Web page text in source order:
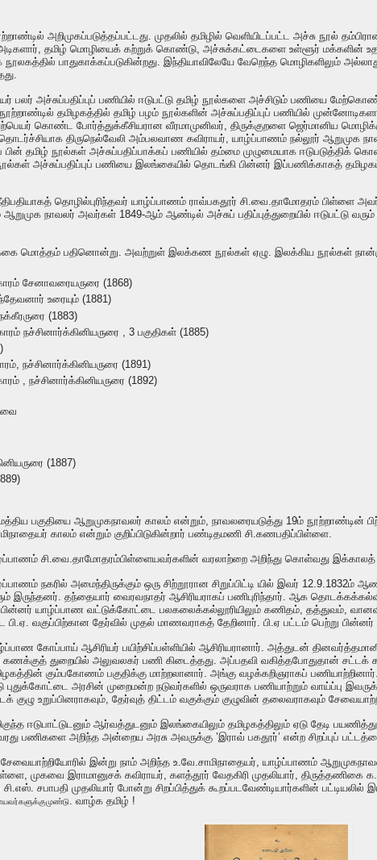
அறிமுகப்படுத்தப்பட்டது. முதலில் தமிழில் வெளியிடப்பட்ட அச்சு நூல்
தமிழ் மொழியைக் கற்றுக் கொண்டு, அச்சுக்கட்டைகளை உள்ளூர் மக்களின்
பாதுகாக்கப்படுகின்றது. இந்தியாவிலேயே வேறெந்த மொழிகளிலும்
பலர் அச்சுப்பதிப்புப் பணியில் ஈடுபட்டு தமிழ் நூல்களை அச்சிடும் பணியை
தமிழகத்தில் தமிழ் பழம் நூல்களின் அச்சுப்பதிப்புப் பணியில்
கொண்ட போர்த்துக்கீசியரான வீரமாமுனிவர், திருக்குறளை ஜெர்மானிய
திருநெல்வேலி அம்பலவாண கவிராயர், யாழ்ப்பாணம் நல்லூர் ஆறுமுக
பின் தமிழ் நூல்கள் அச்சுப்பதிப்பாக்கப் பணியில் தம்மை முழுமையாக
அச்சுப்பதிப்புப் பணியை இலங்கையில் தொடங்கி பின்னர் இப்பணிக்காகத் தமிழகம்
நீதிபதியாகத் தொழில்புரிந்தவர் யாழ்ப்பாணம் ராவ்பகதூர் சி.வை.தாமோதரம் பிள்ளை
நாவலர் அவர்கள் 1849-ஆம் ஆண்டில் அச்சுப் பதிப்புத்துறையில் ஈடுபட்டு
மொத்தம் பதினொன்று. அவற்றுள் இலக்கண நூல்கள் ஏழு. இலக்கிய நூல்கள்
சேனாவரையருரை (1868)
உரையும் (1881)
(1883)
நச்சினார்க்கினியருரை , 3 பகுதிகள் (1885)
நச்சினார்க்கினியருரை (1891)
, நச்சினார்க்கினியருரை (1892)
(1887)
மத்திய பகுதியை ஆறுமுகநாவலர் காலம் என்றும், நாவலரையடுத்து 19ம்
காலம் என்றும் குறிப்பிடுகின்றார் பண்டிதமணி சி.கணபதிப்பிள்ளை.
சி.வை.தாமோதரம்பிள்ளையவர்களின் வரலாற்றை அறிந்து கொள்வது இக்காலத்
நகரில் அமைந்திருக்கும் ஒரு சிற்றூரான சிறுப்பிட்டி யில் இவர் 12.9.1832ம்
இருந்தனர். தந்தையார் வைரவநாதர் ஆசிரியராகப் பணிபுரிந்தார். ஆக
யாழ்ப்பாண வட்டுக்கோட்டை பலகலைக்கல்லூரியிலும் கணிதம், தத்துவம்,
வகுப்பிற்கான தேர்வில் முதல் மாணவராகத் தேறினார். பி.ஏ பட்டம் பெற்று பின்னர்
கோப்பாய் ஆசிரியர் பயிற்சிப்பள்ளியில் ஆசிரியரானார். அத்துடன்
துறையில் அலுவலகர் பணி கிடைத்தது. அப்பதவி வகித்தபோதுதான் சட்டக்
கும்பகோணம் பகுதிக்கு மாற்றலானார். அங்கு வழக்கறிஞராகப்
அரசின் முறைமன்ற நடுவர்களில் ஒருவராக பணியாற்றும் வாய்ப்பு
உறுப்பினராகவும், தேர்வுத் திட்டம் வகுக்கும் குழுவின் தலைவராகவும்
ஈடுபாட்டுடனும் ஆர்வத்துடனும் இலங்கையிலும் தமிழகத்திலும் ஏடு தேடி
பணிகளை அறிந்த அன்றைய அரசு அவருக்கு ’இராவ் பகதூர்’ என்ற சிறப்புப்
சேவையாற்றியோரில் இன்று நாம் அறிந்த உ.வே.சாமிநாதையர், யாழ்ப்பாணம்
முகவை இராமானுசக் கவிராயர், களத்தூர் வேதகிரி முதலியார், திருத்தணிகை
சபாபதி முதலியார் போன்று சிறப்பித்துக் கூறப்படவேண்டியார்களின் பட்டியலில்
. வாழ்க தமிழ் !